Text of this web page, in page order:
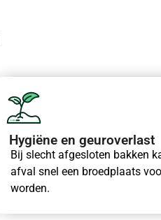
Hygiëne en geuroverlast
Bij slecht afgesloten bakken
afval snel een broedplaats
worden.